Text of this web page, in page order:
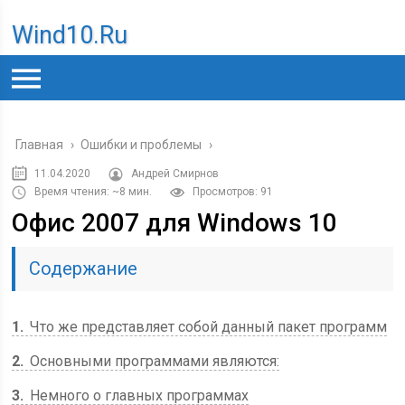
Wind10.ru
Главная › Ошибки и проблемы ›
11.04.2020
Андрей Смирнов
Время чтения: ~8 мин.
Просмотров: 91
Офис 2007 для Windows 10
Содержание
1
Что же представляет собой данный пакет программ
2 Основными программами являются:
3
Немного о главных программах